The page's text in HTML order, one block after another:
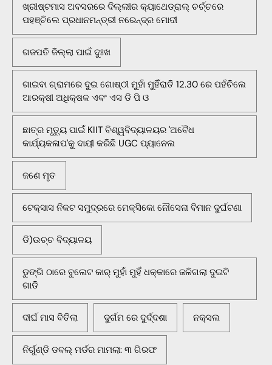
ଖ୍ରୀଷ୍ଟମାସ ଅବସରରେ ଦିଲ୍ଲୀର କ୍ୟାଥେଡ୍ରାଲ୍ ଚର୍ଚ୍ଚରେ
ପହଞ୍ଚିଲେ ପ୍ରଧାନମନ୍ତ୍ରୀ ନରେନ୍ଦ୍ର ମୋଦୀ
ଗଜପତି ଜିଲ୍ଲା ପାଇଁ ଦୁଃଖ
ଗାଇବା ଗ୍ରାମରେ ଦୁଇ ଗୋଷ୍ଠୀ ମୁହାଁ ମୁହିଁରାତି 12.30 ରେ ପହଁଚିଲେ
ଆରକ୍ଷୀ ଅଧିକ୍ଷକ ଏବଂ ଏସ ଡି ପି ଓ
ଛାତ୍ର ମୃତ୍ୟୁ ପାଇଁ KIIT ବିଶ୍ୱବିଦ୍ୟାଳୟର 'ଅବୈଧ
କାର୍ଯ୍ୟକଳାପ'କୁ ଦାୟୀ କରିଛି UGC ପ୍ୟାନେଲ
ଜଣେ ମୃତ
ଟେକ୍ସାସ ନିକଟ ସମୁଦ୍ରରେ ମେକ୍ସିକୋ ନୌସେନା ବିମାନ ଦୁର୍ଘଟଣା
ଡି)ଉଚ୍ଚ ବିଦ୍ୟାଳୟ
ଡୁଙ୍ଗି ଠାରେ ବୁଲେଟ କାର୍ ମୁହାଁ ମୁହିଁ ଧକ୍କାରେ ଜଳିଗଲା ଦୁଇଟି
ଗାଡି
ଦୀର୍ଘ ମାସ ବିତିଲା ଦୁର୍ଗମ ରେ ଦୁର୍ଦ୍ଦଶା ନକ୍ସଲ
ନିର୍ଗୁଣ୍ଡି ଡବଲ୍ ମର୍ଡର ମାମଲା: ୩ ଗିରଫ